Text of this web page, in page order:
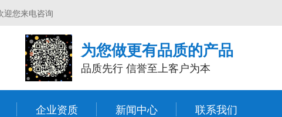
迎您来电咨询
为您做更有品质的产品
品质先行 信誉至上客户为本
企业资质 新闻中心 联系我们